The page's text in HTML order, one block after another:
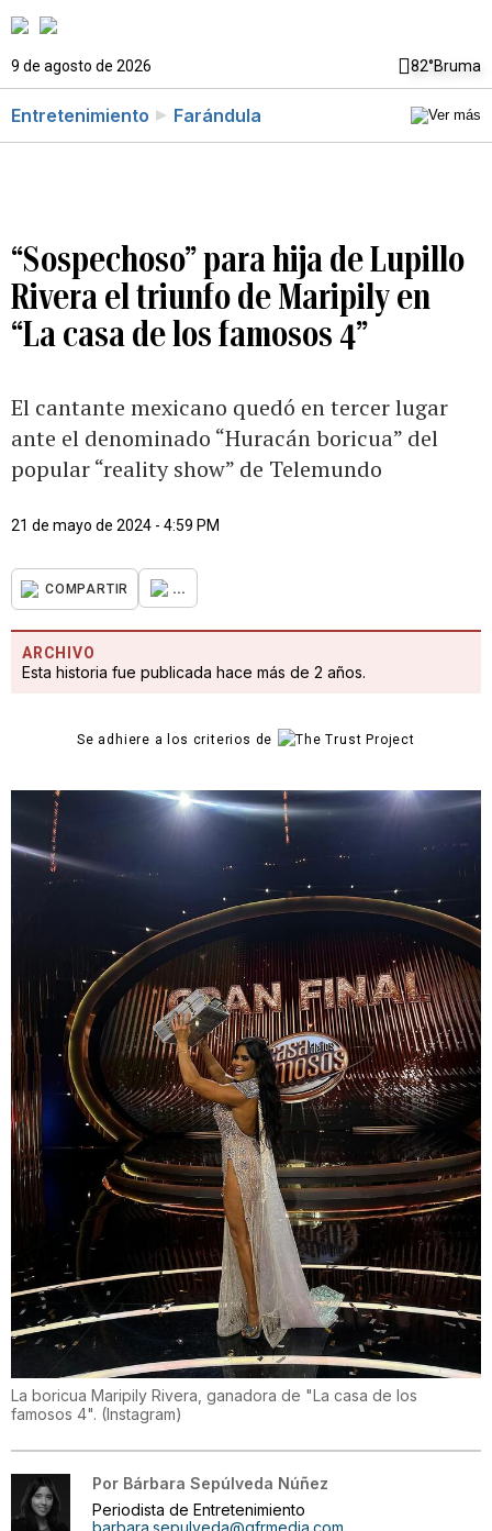
9 de agosto de 2026 82°Bruma
Entretenimiento Farándula
“Sospechoso” para hija de Lupillo
Rivera el triunfo de Maripily en
“La casa de los famosos 4”
El cantante mexicano quedó en tercer lugar
ante el denominado “Huracán boricua” del
popular “reality show” de Telemundo
21 de mayo de 2024 - 4:59 PM
COMPARTIR ...
ARCHIVO
Esta historia fue publicada hace más de 2 años.
Se adhiere a los criterios de
La boricua Maripily Rivera, ganadora de "La casa de los
famosos 4". (Instagram)
Por Bárbara Sepúlveda Núñez
Periodista de Entretenimiento